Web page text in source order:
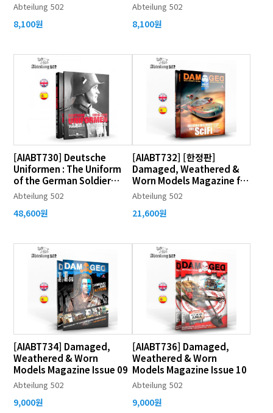
Abteilung 502
8,100원
Abteilung 502
8,100원
[AIABT730] Deutsche
Uniformen : The Uniform
of the German Soldier
(1919-1945) Vol.1
Abteilung 502
48,600원
[AIABT732] [한정판]
Damaged, Weathered &
Worn Models Magazine for
Sci-Fi
Abteilung 502
21,600원
[AIABT734] Damaged,
Weathered & Worn
Models Magazine Issue 09
Abteilung 502
9,000원
[AIABT736] Damaged,
Weathered & Worn
Models Magazine Issue 10
Abteilung 502
9,000원